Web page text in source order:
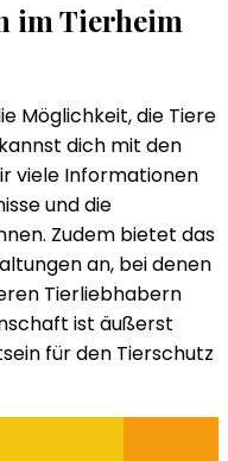
im Tierheim
Möglichkeit, die Tiere
dich mit den
viele Informationen
und die
Zudem bietet das
an, bei denen
Tierliebhabern
ist äußerst
für den Tierschutz